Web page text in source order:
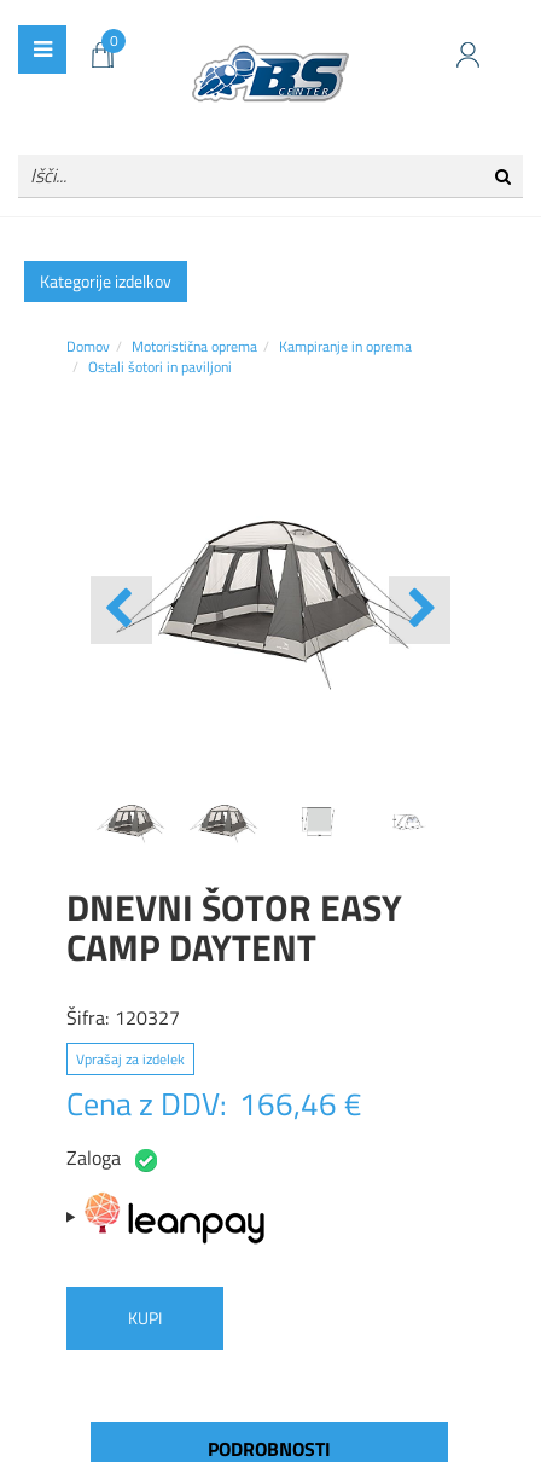
0
Kategorije izdelkov
Domov Motoristična oprema
Kampiranje in oprema
Ostali šotori in paviljoni
DNEVNI ŠOTOR EASY
CAMP DAYTENT
Šifra: 120327
Vprašaj za izdelek
Cena z DDV: 166,46 €
Zaloga
KUPI
PODROBNOSTI